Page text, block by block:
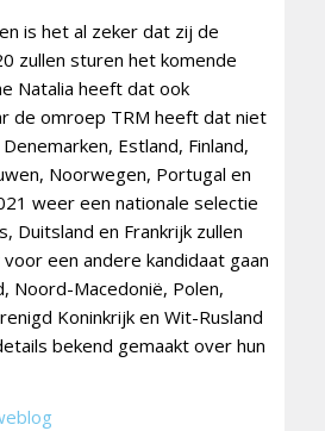
is het al zeker dat zij de
zullen sturen het komende
Natalia heeft dat ook
de omroep TRM heeft dat niet
Estland, Finland,
Noorwegen, Portugal en
weer een nationale selectie
Duitsland en Frankrijk zullen
een andere kandidaat gaan
Noord-Macedonië, Polen,
Koninkrijk en Wit-Rusland
bekend gemaakt over hun